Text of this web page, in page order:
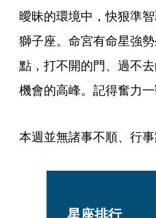
曖昧的環境中，快狠準
獅子座。命宮有命星強
點，打不開的門、過不
機會的高峰。記得奮力一
本週並無諸事不順、行事
星座排行